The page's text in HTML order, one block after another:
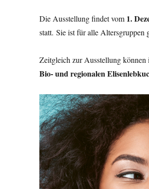
Die Ausstellung findet vom 1.
statt. Sie ist für alle
Zeitgleich zur Ausstellung
Bio- und regionalen